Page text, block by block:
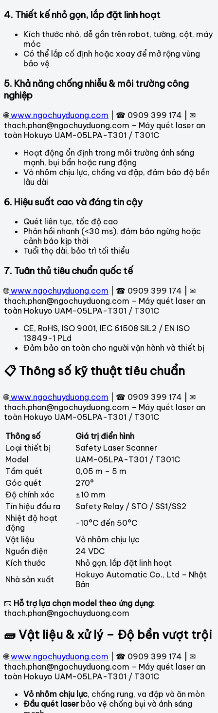
4. Thiết kế nhỏ gọn, lắp đặt linh hoạt
Kích thước nhỏ, dễ gắn trên robot, tường, cột, máy
móc
Có thể lắp cố định hoặc xoay để mở rộng vùng
bảo vệ
5. Khả năng chống nhiễu & môi trường công
nghiệp
🌐 www.ngochuyduong.com | ☎ 0909 399 174 | ✉
thach.phan@ngochuyduong.com – Máy quét laser an
toàn Hokuyo UAM-05LPA-T301 / T301C
Hoạt động ổn định trong môi trường ánh sáng
mạnh, bụi bẩn hoặc rung động
Vỏ nhôm chịu lực, chống va đập, đảm bảo độ bền
lâu dài
6. Hiệu suất cao và đáng tin cậy
Quét liên tục, tốc độ cao
Phản hồi nhanh (<30 ms), đảm bảo ngừng hoặc
cảnh báo kịp thời
Tuổi thọ dài, bảo trì tối thiểu
7. Tuân thủ tiêu chuẩn quốc tế
🌐 www.ngochuyduong.com | ☎ 0909 399 174 | ✉
thach.phan@ngochuyduong.com – Máy quét laser an
toàn Hokuyo UAM-05LPA-T301 / T301C
CE, RoHS, ISO 9001, IEC 61508 SIL2 / EN ISO
13849-1 PLd
Đảm bảo an toàn cho người vận hành và thiết bị
📋 Thông số kỹ thuật tiêu chuẩn
🌐 www.ngochuyduong.com | ☎ 0909 399 174 | ✉
thach.phan@ngochuyduong.com – Máy quét laser an
toàn Hokuyo UAM-05LPA-T301 / T301C
Thông số
Giá trị điển hình
Loại thiết bị
Safety Laser Scanner
Model
UAM-05LPA-T301 / T301C
Tầm quét
0,05 m – 5 m
Góc quét
270°
Độ chính xác
±10 mm
Tín hiệu đầu ra
Safety Relay / STO / SS1/SS2
Nhiệt độ hoạt
động
-10°C đến 50°C
Vật liệu
Vỏ nhôm chịu lực
Nguồn điện
24 VDC
Kích thước
Nhỏ gọn, lắp đặt linh hoạt
Nhà sản xuất
Hokuyo Automatic Co., Ltd – Nhật
Bản
📧 Hỗ trợ lựa chọn model theo ứng dụng:
thach.phan@ngochuyduong.com
🧱 Vật liệu & xử lý – Độ bền vượt trội
🌐 www.ngochuyduong.com | ☎ 0909 399 174 | ✉
thach.phan@ngochuyduong.com – Máy quét laser an
toàn Hokuyo UAM-05LPA-T301 / T301C
Vỏ nhôm chịu lực, chống rung, va đập và ăn mòn
Đầu quét laserbảo vệ chống bụi và ánh sáng